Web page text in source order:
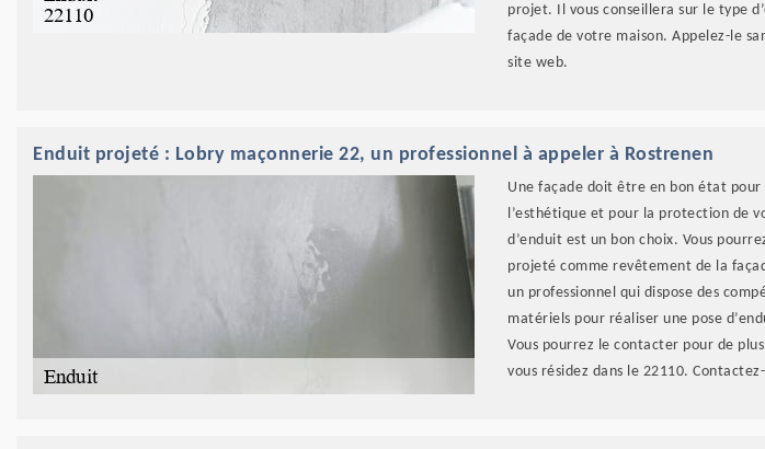
projet. Il vous conseillera sur le type
façade de votre maison. Appelez-le
site web.
Enduit projeté : Lobry maçonnerie 22, un professionnel à appeler à Rostrenen
Une façade doit être en bon état pour
l’esthétique et pour la protection de
d’enduit est un bon choix. Vous
projeté comme revêtement de la
un professionnel qui dispose des
matériels pour réaliser une pose
Vous pourrez le contacter pour de
vous résidez dans le 22110.